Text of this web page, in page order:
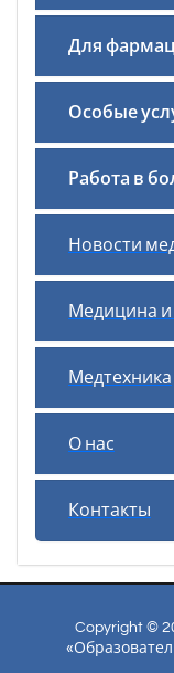
Для
Особые
Работа в
Новости
Медицина и
Медтехника
О нас
Контакты
Copyright ©